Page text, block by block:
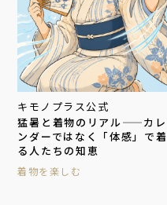
キモノプラス公式
猛暑と着物のリアル——カレ
ンダーではなく「体感」で着
る人たちの知恵
着物を楽しむ